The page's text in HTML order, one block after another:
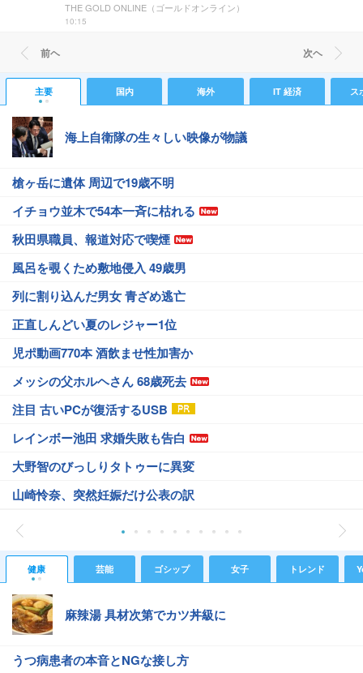
THE GOLD ONLINE（ゴールドオンライン）
10:15
前ヘ 次ヘ
主要 国内 海外 IT 経済 ス
海上自衛隊の生々しい映像が物議
槍ヶ岳に遺体 周辺で19歳不明
イチョウ並木で54本一斉に枯れる
秋田県職員、報道対応で喫煙
風呂を覗くため敷地侵入 49歳男
列に割り込んだ男女 青ざめ逃亡
正直しんどい夏のレジャー1位
児ポ動画770本 酒飲ませ性加害か
メッシの父ホルヘさん 68歳死去
注目 古いPCが復活するUSB
レインボー池田 求婚失敗も告白
大野智のびっしりタトゥーに異変
山崎怜奈、突然妊娠だけ公表の訳
健康 芸能 ゴシップ 女子 トレンド
麻辣湯 具材次第でカツ丼級に
うつ病患者の本音とNGな接し方